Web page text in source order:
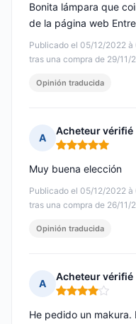
Publicado el 05/12/2022 à
tras una compra de 29/11/
Bonita lámpara que
de la página web
Opinión traducida
A
Acheteur vérifié
Nota: 5 de 5
Publicado el 05/12/2022 à
tras una compra de 26/11/
Muy buena elección
Opinión traducida
A
Acheteur vérifié
Nota: 4 de 5
He pedido un makura.